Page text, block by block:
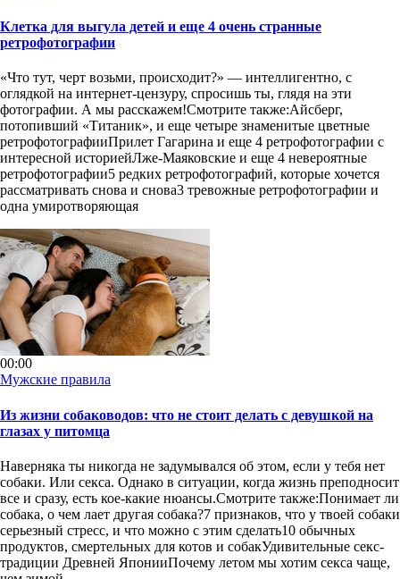
Клетка для выгула детей и еще 4 очень странные
ретрофотографии
«Что тут, черт возьми, происходит?» — интеллигентно, с
оглядкой на интернет-цензуру, спросишь ты, глядя на эти
фотографии. А мы расскажем!Смотрите также:Айсберг,
потопивший «Титаник», и еще четыре знаменитые цветные
ретрофотографииПрилет Гагарина и еще 4 ретрофотографии с
интересной историейЛже-Маяковские и еще 4 невероятные
ретрофотографии5 редких ретрофотографий, которые хочется
рассматривать снова и снова3 тревожные ретрофотографии и
одна умиротворяющая
00:00
Мужские правила
Из жизни собаководов: что не стоит делать с девушкой на
глазах у питомца
Наверняка ты никогда не задумывался об этом, если у тебя нет
собаки. Или секса. Однако в ситуации, когда жизнь преподносит
все и сразу, есть кое-какие нюансы.Смотрите также:Понимает ли
собака, о чем лает другая собака?7 признаков, что у твоей собаки
серьезный стресс, и что можно с этим сделать10 обычных
продуктов, смертельных для котов и собакУдивительные секс-
традиции Древней ЯпонииПочему летом мы хотим секса чаще,